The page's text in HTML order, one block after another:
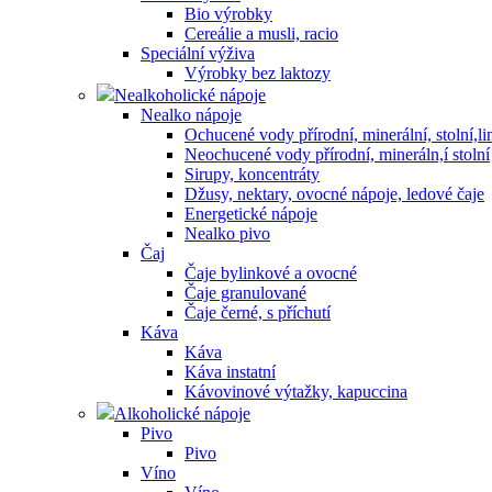
Bio výrobky
Cereálie a musli, racio
Speciální výživa
Výrobky bez laktozy
Nealkoholické nápoje
Nealko nápoje
Ochucené vody přírodní, minerální,
Neochucené vody přírodní, mineráln,í stolní
Sirupy, koncentráty
Džusy, nektary, ovocné nápoje, ledové čaje
Energetické nápoje
Nealko pivo
Čaj
Čaje bylinkové a ovocné
Čaje granulované
Čaje černé, s příchutí
Káva
Káva
Káva instatní
Kávovinové výtažky, kapuccina
Alkoholické nápoje
Pivo
Pivo
Víno